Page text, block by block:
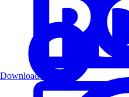
Download PDF